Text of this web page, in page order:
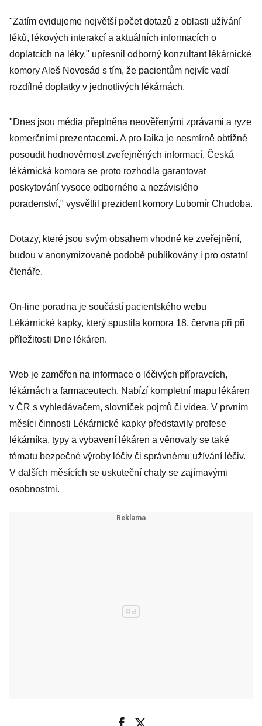
"Zatím evidujeme největší počet dotazů z oblasti užívání
léků, lékových interakcí a aktuálních informacích o
doplatcích na léky," upřesnil odborný konzultant lékárnické
komory Aleš Novosád s tím, že pacientům nejvíc vadí
rozdílné doplatky v jednotlivých lékárnách.
"Dnes jsou média přeplněna neověřenými zprávami a ryze
komerčními prezentacemi. A pro laika je nesmírně obtížné
posoudit hodnověrnost zveřejněných informací. Česká
lékárnická komora se proto rozhodla garantovat
poskytování vysoce odborného a nezávislého
poradenství," vysvětlil prezident komory Lubomír Chudoba.
Dotazy, které jsou svým obsahem vhodné ke zveřejnění,
budou v anonymizované podobě publikovány i pro ostatní
čtenáře.
On-line poradna je součástí pacientského webu
Lékárnické kapky, který spustila komora 18. června při při
příležitosti Dne lékáren.
Web je zaměřen na informace o léčivých přípravcích,
lékárnách a farmaceutech. Nabízí kompletní mapu lékáren
v ČR s vyhledávačem, slovníček pojmů či videa. V prvním
měsíci činnosti Lékárnické kapky představily profese
lékárníka, typy a vybavení lékáren a věnovaly se také
tématu bezpečné výroby léčiv či správnému užívání léčiv.
V dalších měsících se uskuteční chaty se zajímavými
osobnostmi.